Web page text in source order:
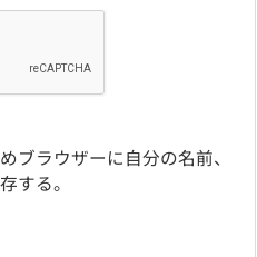
ブラウザーに自分の名前、
する。